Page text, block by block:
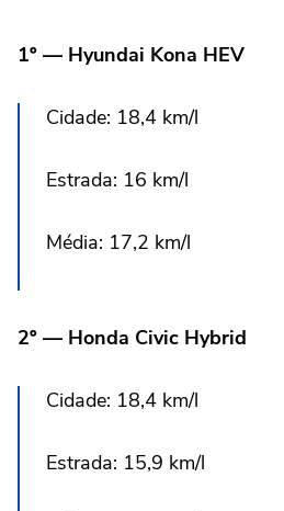
1º — Hyundai Kona HEV
Cidade: 18,4 km/l
Estrada: 16 km/l
Média: 17,2 km/l
2º — Honda Civic Hybrid
Cidade: 18,4 km/l
Estrada: 15,9 km/l